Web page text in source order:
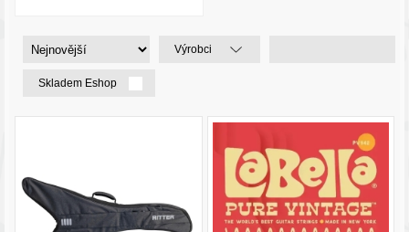
Výrobci
Skladem Eshop